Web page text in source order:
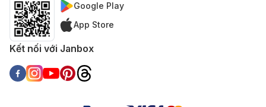
Google Play
App Store
Kết nối với Janbox